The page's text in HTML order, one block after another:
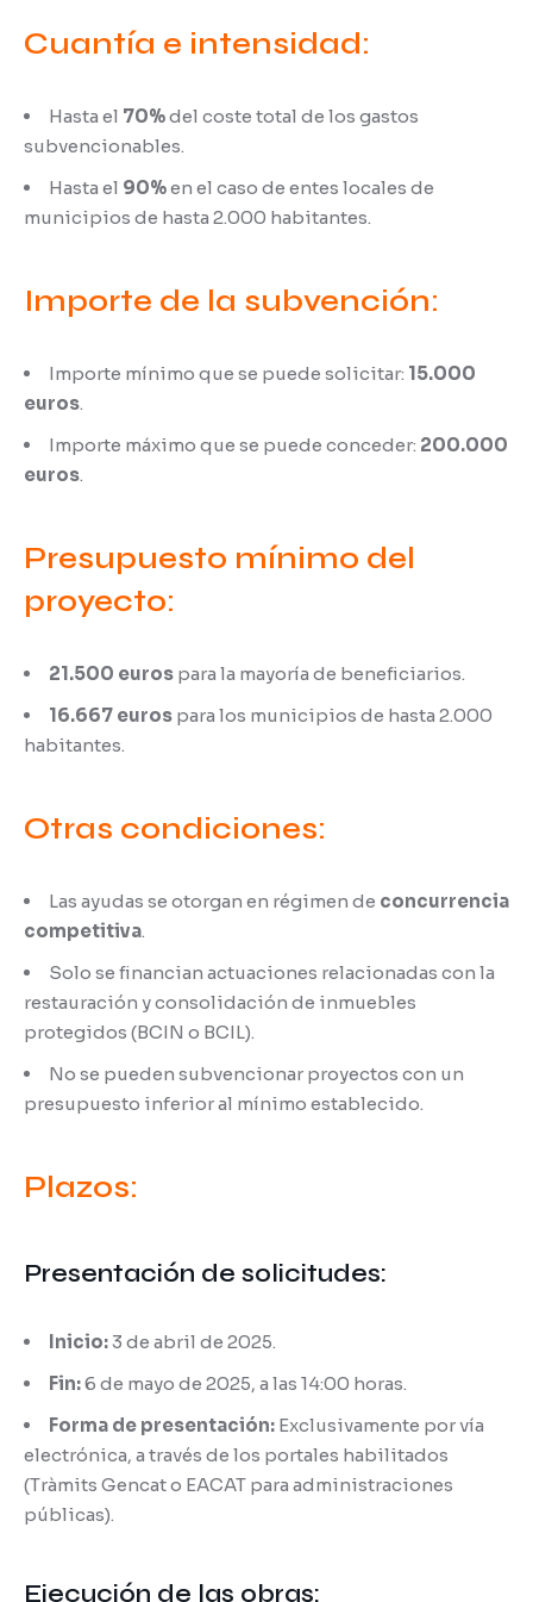
Cuantía e intensidad:
Hasta el 70%del coste total de los gastos
subvencionables.
Hasta el 90%en el caso de entes locales de
municipios de hasta 2.000 habitantes.
Importe de la subvención:
Importe mínimo que se puede solicitar: 15.000
euros.
Importe máximo que se puede conceder: 200.000
euros.
Presupuesto mínimo del
proyecto:
21.500 euros para la mayoría de beneficiarios.
16.667 euros para los municipios de hasta 2.000
habitantes.
Otras condiciones:
Las ayudas se otorgan en régimen de concurrencia
competitiva.
Solo se financian actuaciones relacionadas con la
restauración y consolidación de inmuebles
protegidos (BCIN o BCIL).
No se pueden subvencionar proyectos con un
presupuesto inferior al mínimo establecido.
Plazos:
Presentación de solicitudes:
Inicio: 3 de abril de 2025.
Fin:6 de mayo de 2025, a las 14:00 horas.
Forma de presentación: Exclusivamente por vía
electrónica, a través de los portales habilitados
(Tràmits Gencat o EACAT para administraciones
públicas).
Ejecución de las obras: